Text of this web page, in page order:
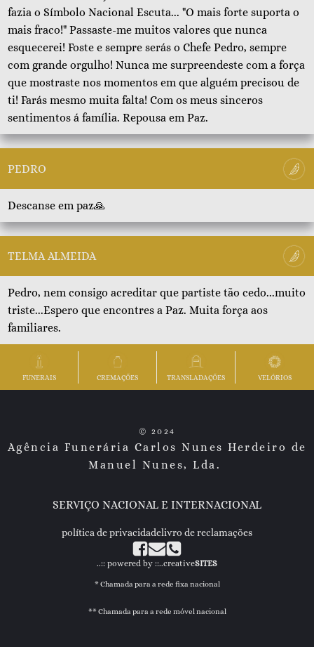
fazia o Símbolo Nacional Escuta... "O mais forte suporta o
mais fraco!" Passaste-me muitos valores que nunca
esquecerei! Foste e sempre serás o Chefe Pedro, sempre
com grande orgulho! Nunca me surpreendeste com a força
que mostraste nos momentos em que alguém precisou de
ti! Farás mesmo muita falta! Com os meus sinceros
sentimentos á família. Repousa em Paz.
PEDRO
Descanse em paz🙏
TELMA ALMEIDA
Pedro, nem consigo acreditar que partiste tão cedo...muito
triste...Espero que encontres a Paz. Muita força aos
familiares.
FUNERAIS CREMAÇÕES TRANSLADAÇÕES VELÓRIOS
Agência Funerária Carlos Nunes Herdeiro de
Manuel Nunes, Lda.
SERVIÇO NACIONAL E INTERNACIONAL
política de privacidadelivro de reclamações
Chamada para a rede fixa nacional
Chamada para a rede móvel nacional
..:: powered by ::..creativeSITES